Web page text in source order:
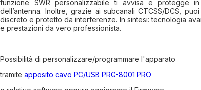
funzione SWR personalizzabile ti avvisa e protegge
dell’antenna. Inoltre, grazie ai subcanali CTCSS/DCS,
discreto e protetto da interferenze. In sintesi: tecnologia
e prestazioni da vero professionista.
Possibilità di personalizzare/programmare l'apparato
tramite apposito cavo PC/USB PRG-8001 PRO